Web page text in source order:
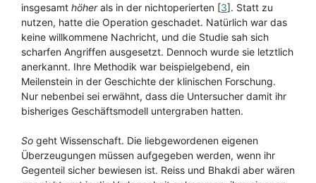
insgesamt höherals in der nichtoperierten [3]. Statt zu
nutzen, hatte die Operation geschadet. Natürlich war das
keine willkommene Nachricht, und die Studie sah sich
scharfen Angriffen ausgesetzt. Dennoch wurde sie letztlich
anerkannt. Ihre Methodik war beispielgebend, ein
Meilenstein in der Geschichte der klinischen Forschung.
Nur nebenbei sei erwähnt, dass die Untersucher damit ihr
bisheriges Geschäftsmodell untergraben hatten.
So geht Wissenschaft. Die liebgewordenen eigenen
Überzeugungen müssen aufgegeben werden, wenn ihr
Gegenteil sicher bewiesen ist. Reiss und Bhakdi aber wären